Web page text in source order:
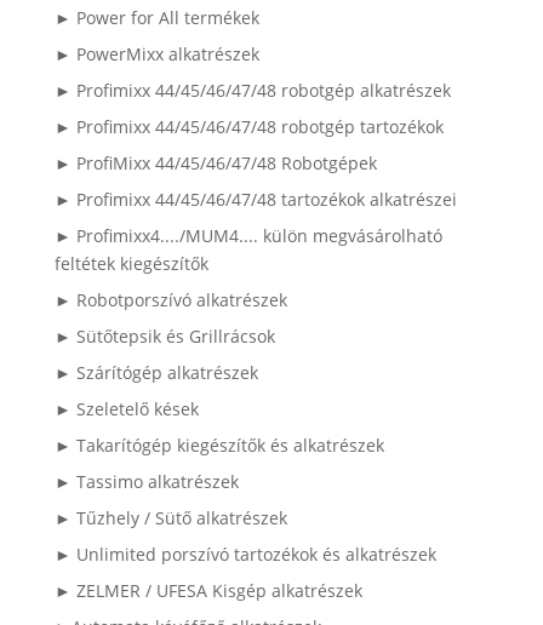
► Power for All termékek
► PowerMixx alkatrészek
► Profimixx 44/45/46/47/48 robotgép alkatrészek
► Profimixx 44/45/46/47/48 robotgép tartozékok
► ProfiMixx 44/45/46/47/48 Robotgépek
► Profimixx 44/45/46/47/48 tartozékok alkatrészei
► Profimixx4..../MUM4.... külön megvásárolható
feltétek kiegészítők
► Robotporszívó alkatrészek
► Sütőtepsik és Grillrácsok
► Szárítógép alkatrészek
► Szeletelő kések
► Takarítógép kiegészítők és alkatrészek
► Tassimo alkatrészek
► Tűzhely / Sütő alkatrészek
► Unlimited porszívó tartozékok és alkatrészek
► ZELMER / UFESA Kisgép alkatrészek